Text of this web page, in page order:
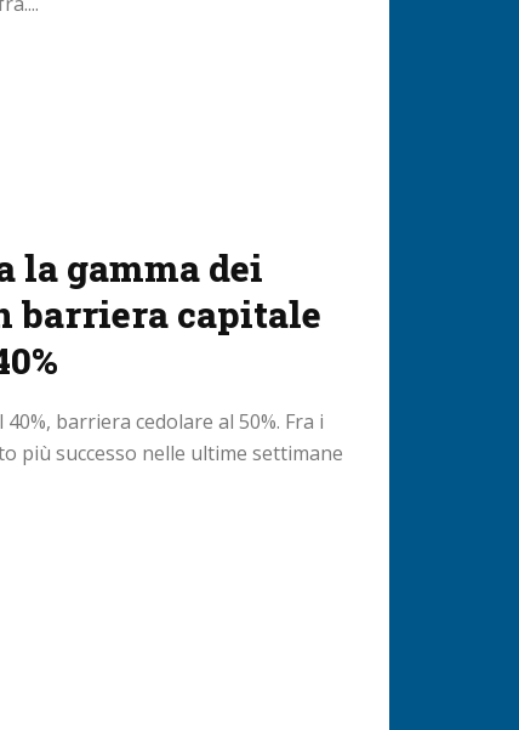
la gamma dei
barriera capitale
barriera cedolare al 50%. Fra i
più successo nelle ultime settimane